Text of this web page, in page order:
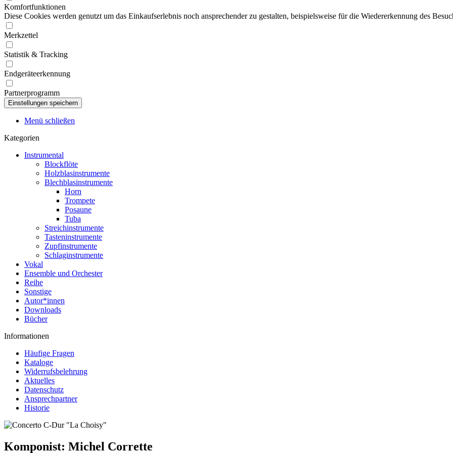
Komfortfunktionen
Diese Cookies werden genutzt um das Einkaufserlebnis noch ansprechender zu gestalten, beispielsweise für die Wiedererkennung des
Merkzettel
Statistik & Tracking
Endgeräteerkennung
Partnerprogramm
Menü schließen
Kategorien
Instrumental
Blockflöte
Holzblasinstrumente
Blechblasinstrumente
Horn
Trompete
Posaune
Tuba
Streichinstrumente
Tasteninstrumente
Zupfinstrumente
Schlaginstrumente
Vokal
Ensemble und Orchester
Reihe
Sonstige
Autor*innen
Downloads
Bücher
Informationen
Häufige Fragen
Kataloge
Widerrufsbelehrung
Aktuelles
Datenschutz
Ansprechpartner
Historie
Komponist: Michel Corrette